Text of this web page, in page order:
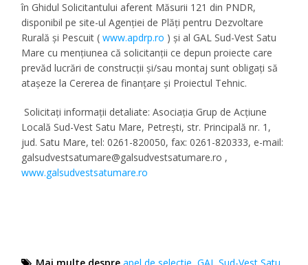
în Ghidul Solicitantului aferent Măsurii 121 din PNDR,
disponibil pe site-ul Agenției de Plăți pentru Dezvoltare
Rurală și Pescuit (www.apdrp.ro ) și al GAL Sud-Vest Satu
Mare cu mențiunea că solicitanții ce depun proiecte care
prevăd lucrări de construcții și/sau montaj sunt obligați să
atașeze la Cererea de finanțare și Proiectul Tehnic.
Solicitați informații detaliate: Asociația Grup de Acțiune
Locală Sud-Vest Satu Mare, Petrești, str. Principală nr. 1,
jud. Satu Mare, tel: 0261-820050, fax: 0261-820333, e-mail:
galsudvestsatumare@galsudvestsatumare.ro ,
www.galsudvestsatumare.ro